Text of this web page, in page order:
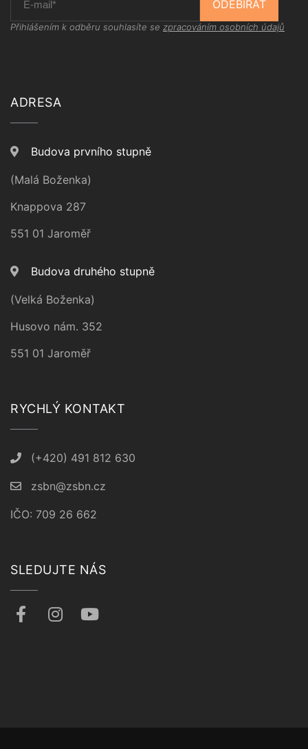
ODEBÍRAT
Přihlášením k odběru souhlasíte se zpracováním osobních údajů
ADRESA
Budova prvního stupně
(Malá Boženka)
Knappova 287
551 01 Jaroměř
Budova druhého stupně
(Velká Boženka)
Husovo nám. 352
551 01 Jaroměř
RYCHLÝ KONTAKT
(+420) 491 812 630
zsbn@zsbn.cz
IČO: 709 26 662
SLEDUJTE NÁS